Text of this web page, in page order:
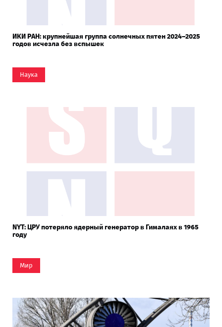
ИКИ РАН: крупнейшая группа солнечных пятен 2024–2025
годов исчезла без вспышек
Наука
NYT: ЦРУ потеряло ядерный генератор в Гималаях в 1965
году
Мир